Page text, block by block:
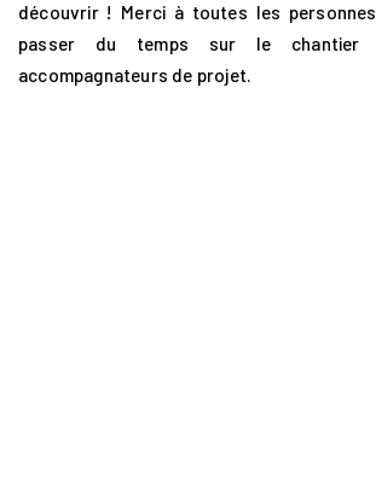
découvrir ! Merci à toutes les
passer du temps sur le chantier
accompagnateurs de projet.